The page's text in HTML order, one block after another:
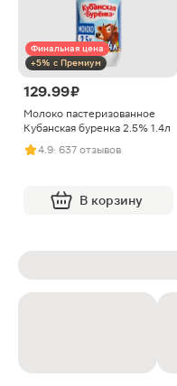
Финальная цена
+5% с Премиум
129.99 ₽
Молоко пастеризованное
Кубанская буренка 2.5% 1.4л
4.9· 637 отзывов
В корзину